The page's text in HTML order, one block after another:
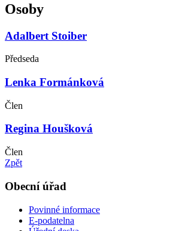
Osoby
Adalbert Stoiber
Předseda
Lenka Formánková
Člen
Regina Houšková
Člen
Zpět
Obecní úřad
Povinné informace
E-podatelna